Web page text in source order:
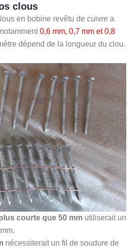
clous
en bobine revêtu de cuivre a
0,6 mm, 0,7 mm et 0,8
dépend de la longueur du clou.
courte que 50 mm utiliserait un
nécessiterait un fil de soudure de